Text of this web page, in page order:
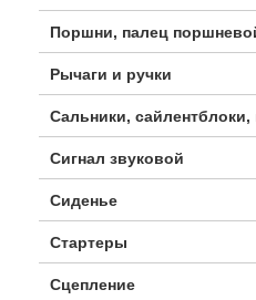
Поршни, палец
Рычаги и ручки
Сальники,
Сигнал звуковой
Сиденье
Стартеры
Сцепление